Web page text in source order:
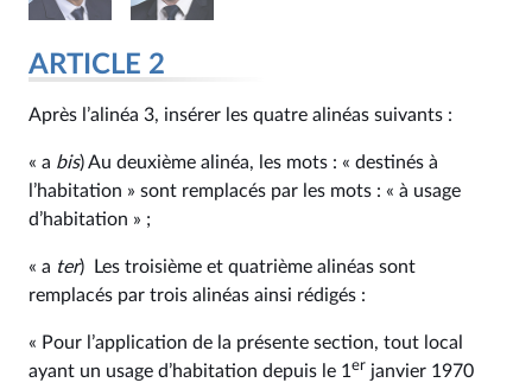
ARTICLE 2
Après l’alinéa 3, insérer les quatre alinéas suivants :
« a bis) Au deuxième alinéa, les mots : « destinés à
l’habitation » sont remplacés par les mots : « à usage
d’habitation » ;
« a ter) Les troisième et quatrième alinéas sont
remplacés par trois alinéas ainsi rédigés :
« Pour l’application de la présente section, tout local
ayant un usage d’habitation depuis le 1 er janvier 1970